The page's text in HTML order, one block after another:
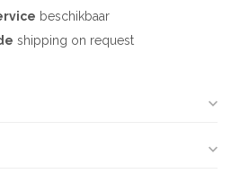
beschikbaar
shipping on request